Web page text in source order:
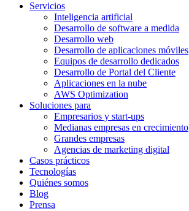
Servicios
Inteligencia artificial
Desarrollo de software a medida
Desarrollo web
Desarrollo de aplicaciones móviles
Equipos de desarrollo dedicados
Desarrollo de Portal del Cliente
Aplicaciones en la nube
AWS Optimization
Soluciones para
Empresarios y start-ups
Medianas empresas en crecimiento
Grandes empresas
Agencias de marketing digital
Casos prácticos
Tecnologías
Quiénes somos
Blog
Prensa